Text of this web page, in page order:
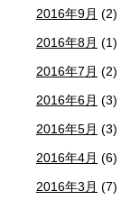
2016年9月 (2)
2016年8月 (1)
2016年7月 (2)
2016年6月 (3)
2016年5月 (3)
2016年4月 (6)
2016年3月 (7)